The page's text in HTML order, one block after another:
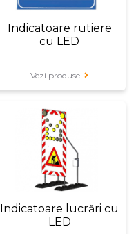
Indicatoare rutiere
cu LED
Vezi produse
Indicatoare lucrări cu
LED